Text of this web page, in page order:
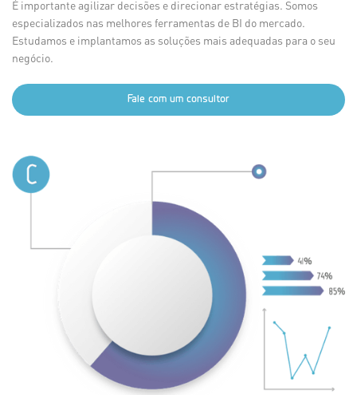
É importante agilizar decisões e direcionar estratégias. Somos
especializados nas melhores ferramentas de BI do mercado.
Estudamos e implantamos as soluções mais adequadas para o seu
negócio.
Fale com um consultor